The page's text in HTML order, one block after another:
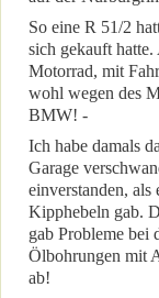
So eine R 51/2
sich gekauft
Motorrad, mit
wohl wegen des
BMW! -
Ich habe damals
Garage
einverstanden, als
Kipphebeln gab.
gab Probleme bei
Ölbohrungen mit
ab!